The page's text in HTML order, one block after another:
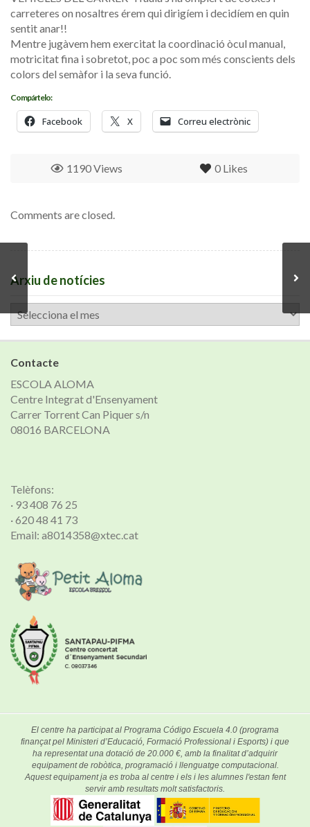
carreteres on nosaltres érem qui dirigíem i decidíem en quin
sentit anar!!
Mentre jugàvem hem exercitat la coordinació òcul manual,
motricitat fina i sobretot, poc a poc som més conscients dels
colors del semàfor i la seva funció.
Compártelo:
Facebook X Correu electrònic
0 Likes
1190 Views
Comments are closed.
Arxiu de notícies
Arxiu
de
notícies
Contacte
ESCOLA ALOMA
Centre Integrat d'Ensenyament
Carrer Torrent Can Piquer s/n
08016 BARCELONA
Telèfons:
· 93 408 76 25
· 620 48 41 73
Email: a8014358@xtec.cat
El centre ha participat al Programa Código Escuela 4.0 (programa
finançat pel Ministeri d’Educació, Formació Professional i Esports) i que
ha representat una dotació de 20.000 €, amb la finalitat d’adquirir
equipament de robòtica, programació i llenguatge computacional.
Aquest equipament ja es troba al centre i els i les alumnes l'estan fent
servir amb resultats molt satisfactoris.